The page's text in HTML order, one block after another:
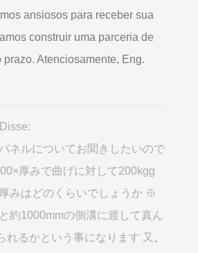
ansiosos para receber sua
construir uma parceria de
Atenciosamente, Eng.
ネルについてお聞きしたいので
厚みで曲げに対して200kgg
みはどのくらいでしょうか ※
約1000mmの側溝に渡して真ん
れるかという事になります 又